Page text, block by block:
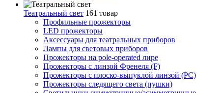
Театральный свет 161 товар
Профильные прожекторы
LED прожекторы
Аксессуары для театральных приборов
Лампы для световых приборов
Прожекторы на pole-operated лире
Прожекторы с линзой Френеля (F)
Прожекторы с плоско-выпуклой линзой (PC)
Прожекторы следящего света (пушки)